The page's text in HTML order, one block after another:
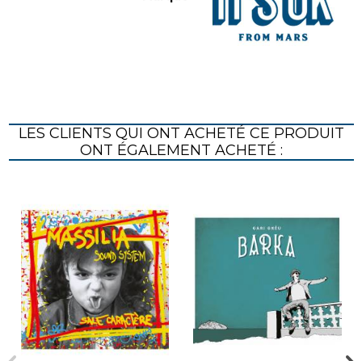
LES CLIENTS QUI ONT ACHETÉ CE PRODUIT
ONT ÉGALEMENT ACHETÉ :